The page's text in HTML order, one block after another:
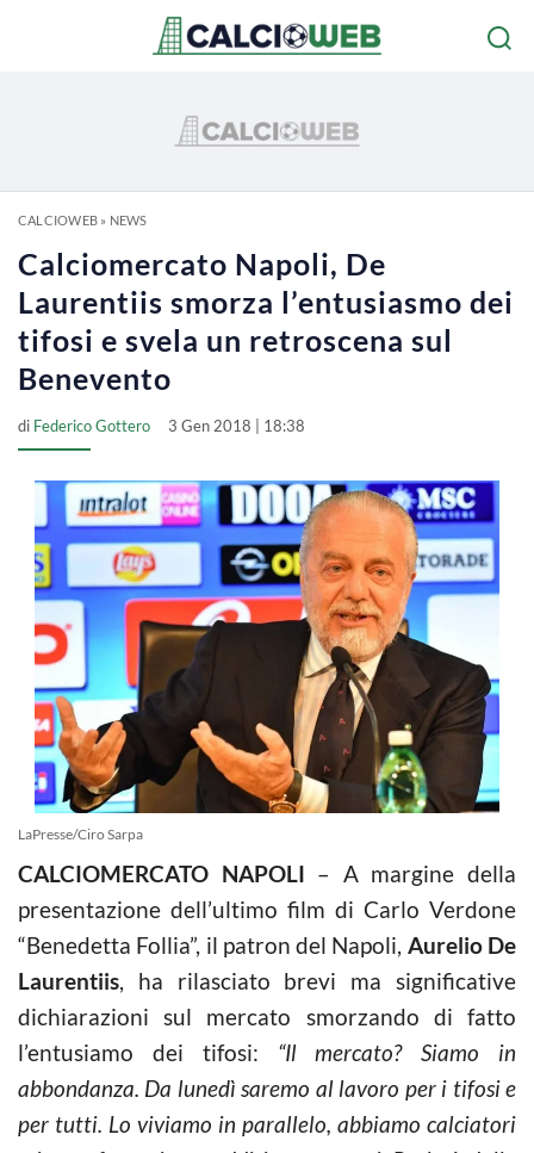
CALCIOWEB» NEWS
Calciomercato Napoli, De
Laurentiis smorza l’entusiasmo dei
tifosi e svela un retroscena sul
Benevento
di Federico Gottero 3 Gen 2018 | 18:38
LaPresse/Ciro Sarpa
CALCIOMERCATO NAPOLI – A margine della
presentazione dell’ultimo film di Carlo Verdone
“Benedetta Follia”, il patron del Napoli, Aurelio De
Laurentiis, ha rilasciato brevi ma significative
dichiarazioni sul mercato smorzando di fatto
l’entusiamo dei tifosi: “Il mercato? Siamo in
abbondanza. Da lunedì saremo al lavoro per i tifosi e
per tutti. Lo viviamo in parallelo, abbiamo calciatori